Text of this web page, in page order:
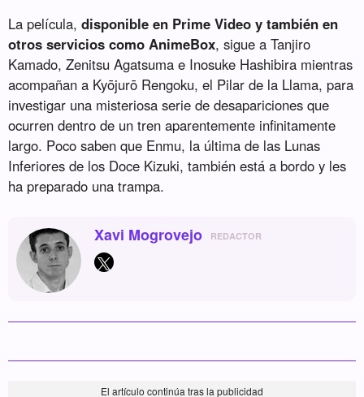
La película,disponible en Prime Video y también en
otros servicios como AnimeBox, sigue a Tanjiro
Kamado, Zenitsu Agatsuma e Inosuke Hashibira mientras
acompañan a Kyōjurō Rengoku, el Pilar de la Llama, para
investigar una misteriosa serie de desapariciones que
ocurren dentro de un tren aparentemente infinitamente
largo. Poco saben que Enmu, la última de las Lunas
Inferiores de los Doce Kizuki, también está a bordo y les
ha preparado una trampa.
Xavi Mogrovejo REDACTOR